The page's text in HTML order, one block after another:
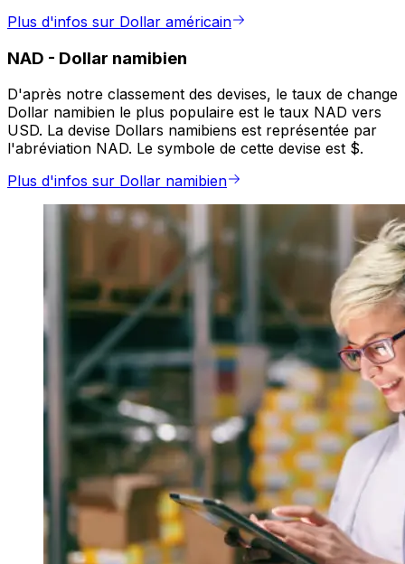
Plus d'infos sur Dollar américain
NAD - Dollar namibien
D'après notre classement des devises, le taux de change
Dollar namibien le plus populaire est le taux NAD vers
USD. La devise Dollars namibiens est représentée par
l'abréviation NAD. Le symbole de cette devise est $.
Plus d'infos sur Dollar namibien